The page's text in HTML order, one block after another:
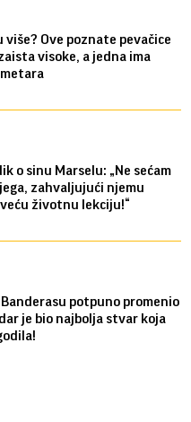
više? Ove poznate pevačice
visoke, a jedna ima
o sinu Marselu: „Ne sećam
zahvaljujući njemu
životnu lekciju!“
potpuno promenio
je bio najbolja stvar koja